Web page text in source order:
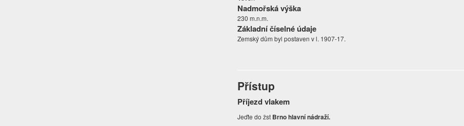
Nadmořská výška
230 m.n.m.
Základní číselné údaje
Zemský dům byl postaven v l. 1907-17.
Přístup
Příjezd vlakem
Jeďte do žst Brno hlavní nádraží.